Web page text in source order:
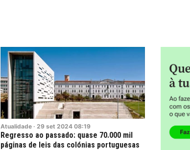
Atualidade · 29 set 2024 08:19
Regresso ao passado: quase 70.000 mil
páginas de leis das colónias portuguesas